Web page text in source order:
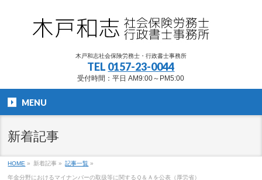
木戸和志社会保険労務士・行政書士事務所
TEL 0157-23-0044
受付時間：平日 AM9:00～PM5:00
MENU
新着記事
HOME » 新着記事 » 記事一覧 »
年金分野におけるマイナンバーの取扱等に関するＱ＆Ａを公表（厚労省）